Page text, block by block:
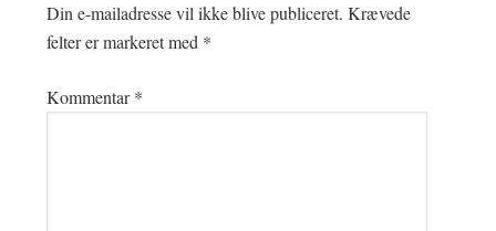
Din e-mailadresse vil ikke blive publiceret. Krævede
felter er markeret med *
Kommentar*